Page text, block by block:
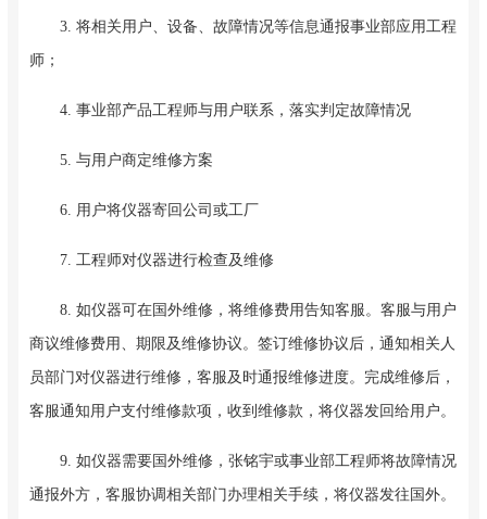
3. 将相关用户、设备、故障情况等信息通报事业部应用工程
师；
4. 事业部产品工程师与用户联系，落实判定故障情况
5. 与用户商定维修方案
6. 用户将仪器寄回公司或工厂
7. 工程师对仪器进行检查及维修
8. 如仪器可在国外维修，将维修费用告知客服。客服与用户
商议维修费用、期限及维修协议。签订维修协议后，通知相关人
员部门对仪器进行维修，客服及时通报维修进度。完成维修后，
客服通知用户支付维修款项，收到维修款，将仪器发回给用户。
9. 如仪器需要国外维修，张铭宇或事业部工程师将故障情况
通报外方，客服协调相关部门办理相关手续，将仪器发往国外。